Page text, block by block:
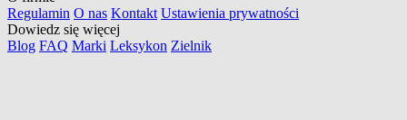
Regulamin O nas Kontakt Ustawienia prywatności
Dowiedz się więcej
Blog FAQ Marki Leksykon Zielnik